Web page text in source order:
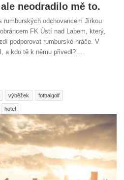
neodradilo mě to.
rumburských odchovancem Jirkou
FK Ústí nad Labem, který,
podporovat rumburské hráče. V
a kdo tě k němu přivedl?…
výběžek fotbalgolf
hotel